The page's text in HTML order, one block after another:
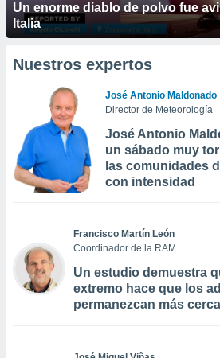
Un enorme diablo de polvo fue
Italia
Nuestros expertos
José Antonio Maldonado
Director de Meteorología
José Antonio
un sábado muy
las comunidades
con intensidad
Francisco Martín León
Coordinador de la RAM
Un estudio demuestra
extremo hace que los
permanezcan más